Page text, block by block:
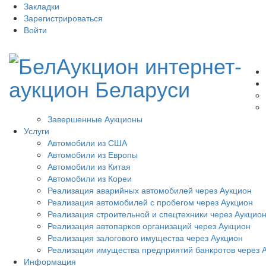
Закладки
Зарегистрироваться
Войти
Завершенные Аукционы
Услуги
Автомобили из США
Автомобили из Европы
Автомобили из Китая
Автомобили из Кореи
Реализация аварийных автомобилей через Аукцион
Реализация автомобилей с пробегом через Аукцион
Реализация строительной и спецтехники через Аукцион
Реализация автопарков организаций через Аукцион
Реализация залогового имущества через Аукцион
Реализация имущества предприятий банкротов через
Информация